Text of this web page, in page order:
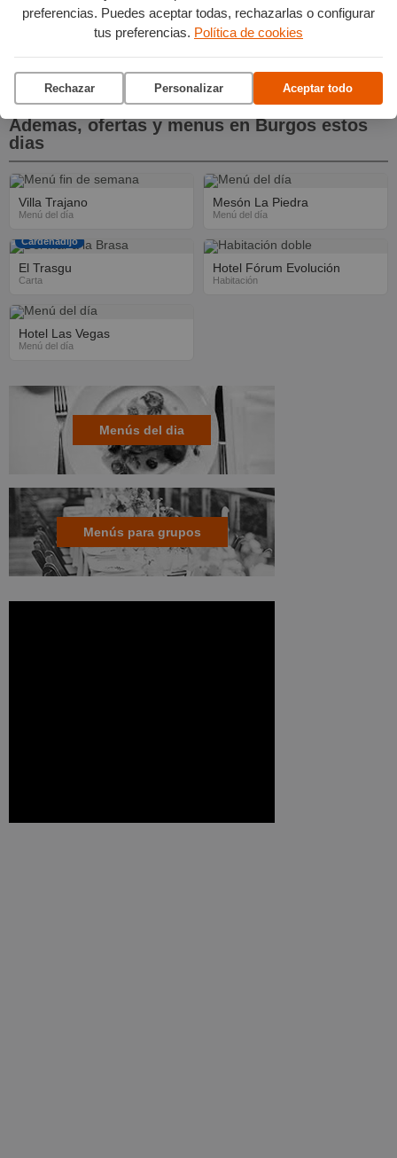
preferencias. Puedes aceptar todas, rechazarlas o configurar
tus preferencias. Política de cookies
Rechazar Personalizar Aceptar todo
Cultural Caja de Burgos
Ademas, ofertas y menus en Burgos estos
dias
Villa Trajano
Menú del día
Mesón La Piedra
Menú del día
Cardeñadijo
El Trasgu
Carta
Hotel Fórum Evolución
Habitación
Hotel Las Vegas
Menú del día
Menús del dia
Menús para grupos